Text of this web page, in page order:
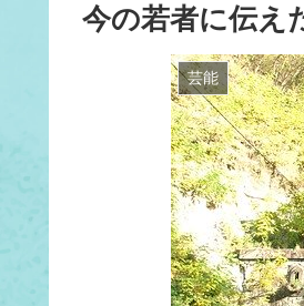
今の若者に伝え
芸能